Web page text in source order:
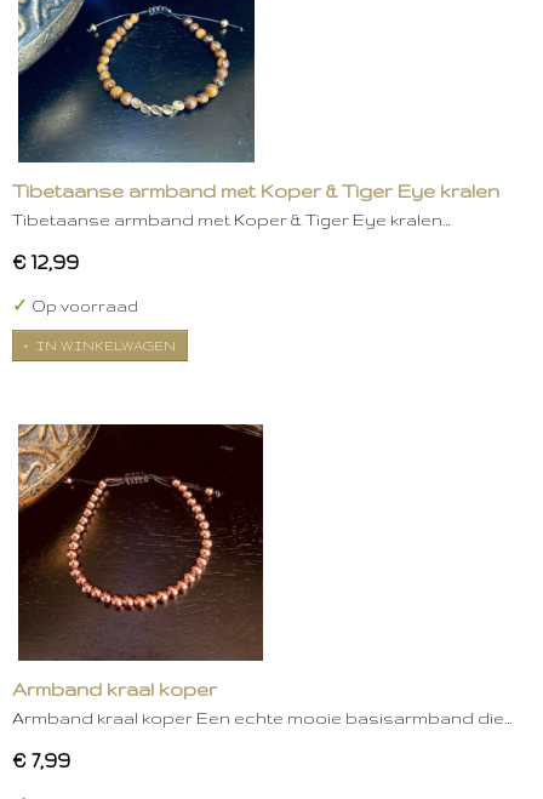
Tibetaanse armband met Koper & Tiger Eye kralen
Tibetaanse armband met Koper & Tiger Eye kralen…
€ 12,99
✓ Op voorraad
IN WINKELWAGEN
Armband kraal koper
Armband kraal koper Een echte mooie basisarmband die…
€ 7,99